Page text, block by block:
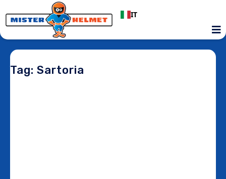
IT
Tag: Sartoria